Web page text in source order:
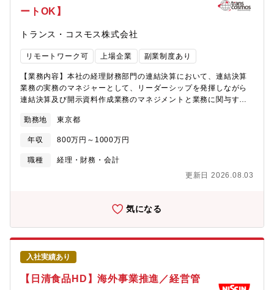
ートOK】
トランス・コスモス株式会社
リモートワーク可 上場企業 副業制度あり
【業務内容】本社の経理財務部門の連結決算において、連結決算
業務の実務のマネジャーとして、リーダーシップを発揮しながら
連結決算及び開示資料作成業務のマネジメントと業務に関与する
任者と会計課題等について英語でコミュニケーションを図る役割
も担います。【具体的な業務】■月次・四半期・年次の連結決算業
務各企業を担当しているメンバーのレビューを含む■国内外の子会
社との連携・連結パッケージの作成・レビュー子会社からの提出
金融商品取引法）の作成■会計監査対応（監査法人との折衝）■経
会社の買収や組織再編等の会計に関わる課題対応を行います。ま
ずは、上3つの■をお任せし、当社の業務をある程度把握されたタ
イミングで下2つの■へと幅を広げていただきます。【配属組織に
ついて】配属予定部門：コーポレート統括 グループファイナンス
総括 経理財務本部 経理統括部 連結経理部5名（契約社員含む）の
組織です。【キャリアパス】MGR候補として採用。入社直後から
マネジメントをお任せするわけではありませんが、成果・能力等
に応じて、ゆくゆくは課長以上の組織マネジメントをお任せした
勤務地 東京都
年収 800万円～1000万円
職種
経理・財務・会計
更新日 2026.08.03
気になる
入社実績あり
【日清食品HD】海外事業推進／経営管